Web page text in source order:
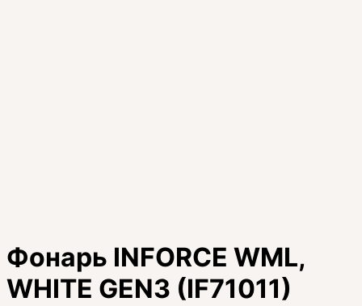
Фонарь INFORCE WML,
WHITE GEN3 (IF71011)